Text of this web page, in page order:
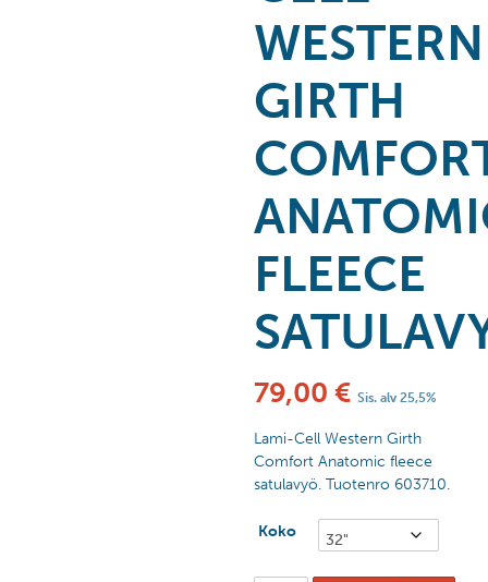
WESTERN
GIRTH
FLEECE
79,00 € Sis. alv 25,5%
Lami-Cell Western Girth
Comfort Anatomic fleece
satulavyö. Tuotenro 603710.
Koko